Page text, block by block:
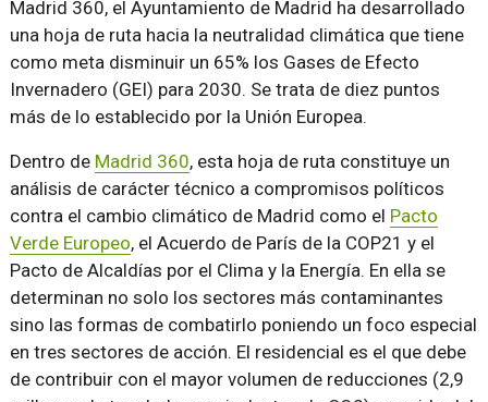
Madrid 360, el Ayuntamiento de Madrid ha desarrollado
una hoja de ruta hacia la neutralidad climática que tiene
como meta disminuir un 65% los Gases de Efecto
Invernadero (GEI) para 2030. Se trata de diez puntos
más de lo establecido por la Unión Europea.
Dentro de Madrid 360, esta hoja de ruta constituye un
análisis de carácter técnico a compromisos políticos
contra el cambio climático de Madrid como el Pacto
Verde Europeo, el Acuerdo de París de la COP21 y el
Pacto de Alcaldías por el Clima y la Energía. En ella se
determinan no solo los sectores más contaminantes
sino las formas de combatirlo poniendo un foco especial
en tres sectores de acción. El residencial es el que debe
de contribuir con el mayor volumen de reducciones (2,9